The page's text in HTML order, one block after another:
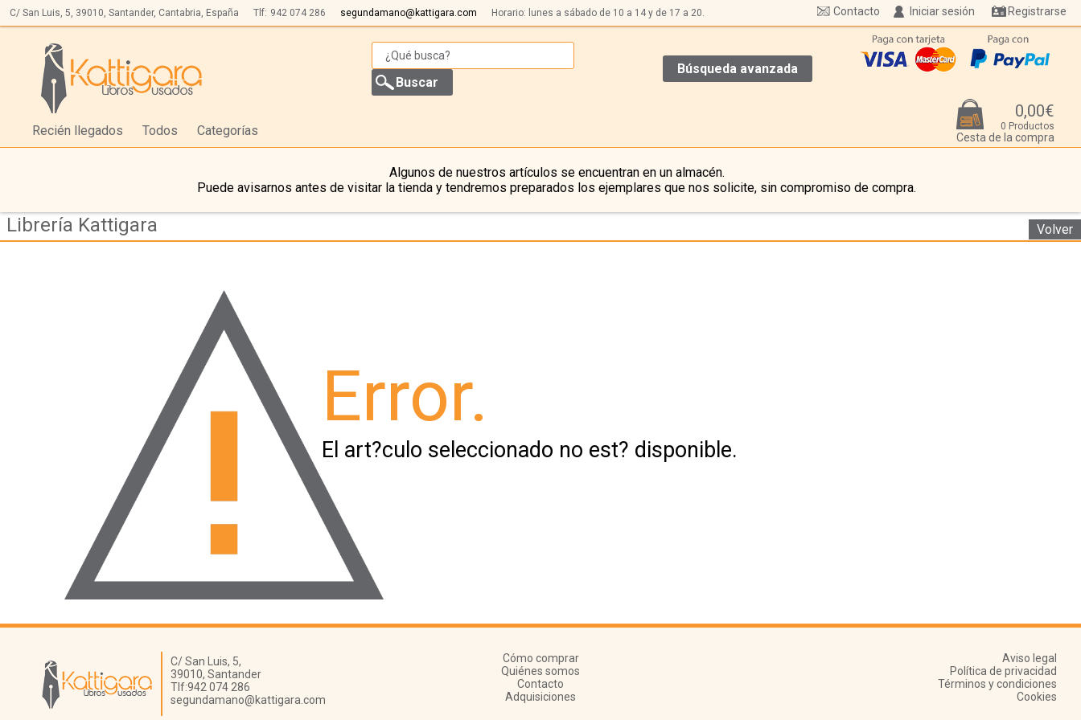
C/ San Luis, 5, 39010, Santander, Cantabria, España Tlf: 942 074 286 segundamano@kattigara.com Horario: lunes a sábado de 10 a 14 y de 17 a 20. Iniciar sesión Registrarse
Contacto
Búsqueda avanzada
Recién llegados Todos Categorías
0,00€
0 Productos
Cesta de la compra
Algunos de nuestros artículos se encuentran en un almacén.
Puede avisarnos antes de visitar la tienda y tendremos preparados los ejemplares que nos solicite, sin compromiso de compra.
Librería Kattigara Volver
Error.
El art?culo seleccionado no est? disponible.
Librería Kattigara
C/ San Luis, 5,
39010, Santander
Tlf:942 074 286
segundamano@kattigara.com
Cómo comprar
Quiénes somos
Contacto
Adquisiciones
Aviso legal
Política de privacidad
Términos y condiciones
Cookies